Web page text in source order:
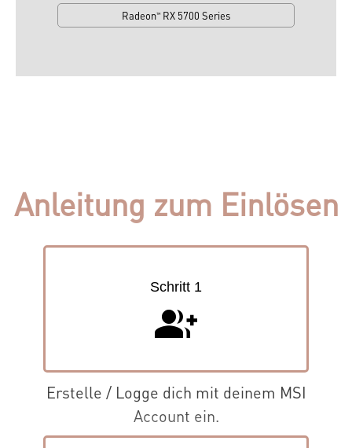
Radeon™ RX 5700 Series
Anleitung zum Einlösen
Schritt 1
group_add
Erstelle / Logge dich mit deinem MSI
Account ein.